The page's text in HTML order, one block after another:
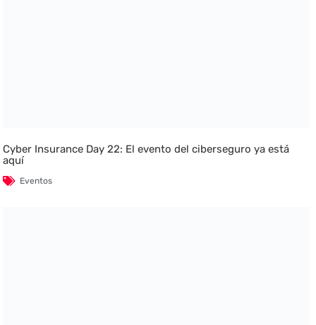
Cyber Insurance Day 22: El evento del ciberseguro ya está
aquí
Eventos